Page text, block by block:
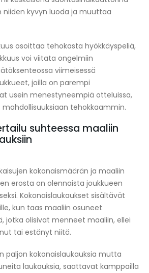
niiden kyvyn luoda ja muuttaa
osoittaa tehokasta hyökkäyspeliä,
voi viitata ongelmiin
viimeisessä
joilla on parempi
usein menestyneempiä otteluissa,
tehokkaammin.
suhteessa maaliin
kokonaismäärän ja maaliin
erosta on olennaista joukkueen
Kokonaislaukaukset sisältävät
kun taas maaliin osuneet
jotka olisivat menneet maaliin, ellei
tai estänyt niitä.
paljon kokonaislaukauksia mutta
laukauksia, saattavat kamppailla